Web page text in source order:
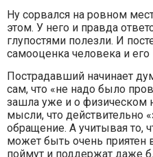
Ну сорвался на ровном
этом. У него и правда
глупостями полезли. И
самооценка человека и
Пострадавший начинает
сам, что «не надо было
зашла уже и о физическом
мысли, что действительно
обращение. А учитывая то,
может быть очень приятен
поймут и поддержат даже